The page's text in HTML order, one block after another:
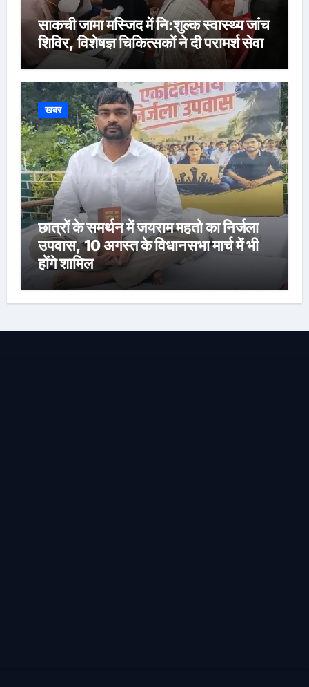
साकची जामा मस्जिद में नि:शुल्क स्वास्थ्य जांच
शिविर, विशेषज्ञ चिकित्सकों ने दी परामर्श सेवा
खबर
छात्रों के समर्थन में जयराम महतो का निर्जला
उपवास, 10 अगस्त के विधानसभा मार्च में भी
होंगे शामिल